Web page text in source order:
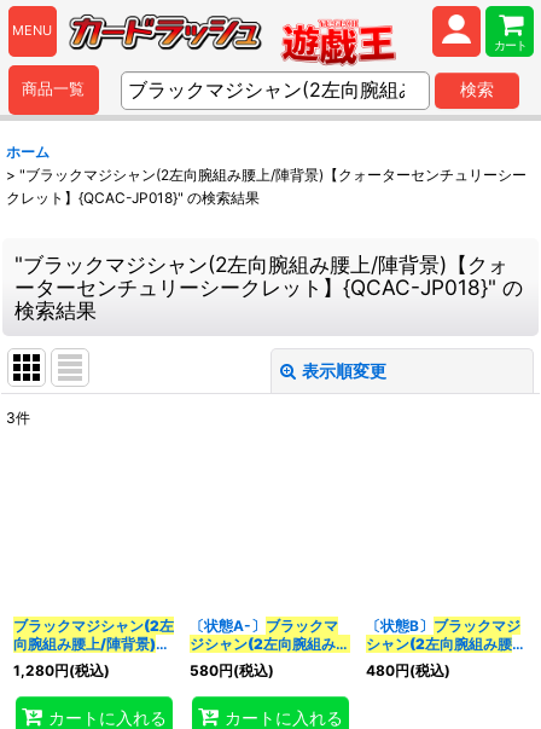
MENU
カート
商品一覧 検索
ホーム
> "ブラックマジシャン(2左向腕組み腰上/陣背景)【クォーターセンチュリーシー
クレット】{QCAC-JP018}" の検索結果
"ブラックマジシャン(2左向腕組み腰上/陣背景)【クォ
ーターセンチュリーシークレット】{QCAC-JP018}" の
検索結果
表示順変更
カテゴリ:
特集:
3件
ブラックマジシャン(2左
向腕組み腰上/陣背景)
【クォーターセンチュリ
ーシークレット】
{QCAC-JP018}《モン
スター》
1,280円(税込)
カートに入れる
〔状態A-〕 ブラックマ
ジシャン(2左向腕組み腰
上/陣背景)【クォーター
センチュリーシークレッ
ト】{QCAC-JP018}
《モンスター》
580円(税込)
カートに入れる
〔状態B〕 ブラックマジ
シャン(2左向腕組み腰
上/陣背景)【クォーター
センチュリーシークレッ
480円(税込)